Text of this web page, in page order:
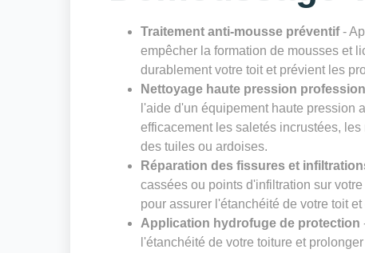
Traitement anti-mousse préventif-
empêcher la formation de mousses et
durablement votre toit et prévient les
Nettoyage haute pression
l'aide d'un équipement haute pression
efficacement les saletés incrustées,
des tuiles ou ardoises.
Réparation des fissures et
cassées ou points d'infiltration sur
pour assurer l'étanchéité de votre toit
Application hydrofuge de protection
l'étanchéité de votre toiture et